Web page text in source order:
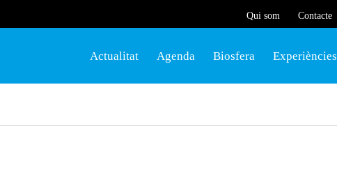
Qui som Contacte
Actualitat Agenda Biosfera Experiències